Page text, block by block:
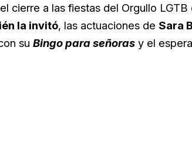
cierre a las fiestas del Orgullo
la invitó, las actuaciones de Sara
su Bingo para señoras y el